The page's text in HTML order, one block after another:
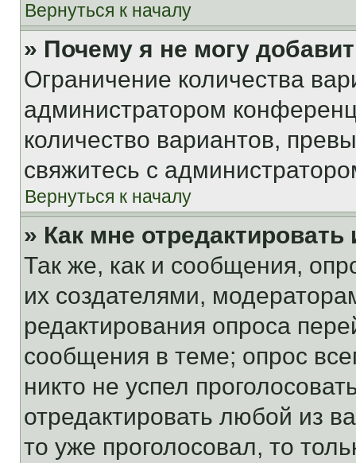
Вернуться к началу
» Почему я не могу
Ограничение количества
администратором
количество вариантов,
свяжитесь с
Вернуться к началу
» Как мне
Так же, как и сообщения,
их создателями,
редактирования опроса
сообщения в теме; опрос
никто не успел
отредактировать любой из
то уже проголосовал, то